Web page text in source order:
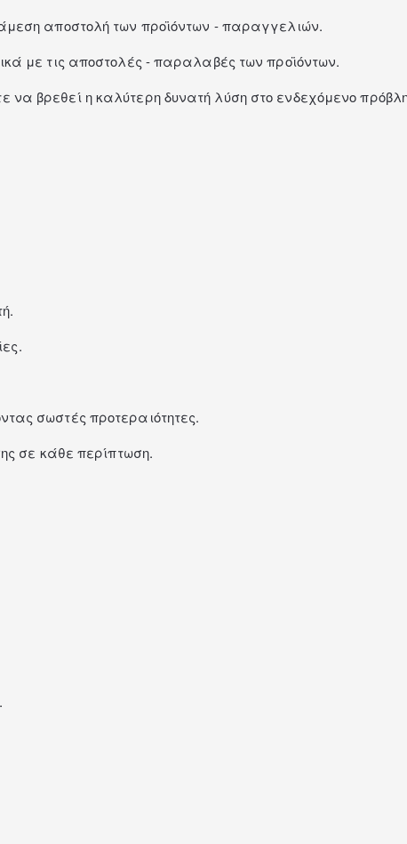
αποστολή των προϊόντων - παραγγελιών.
με τις αποστολές - παραλαβές των προϊόντων.
βρεθεί η καλύτερη δυνατή λύση στο ενδεχόμενο
σωστές προτεραιότητες.
σε κάθε περίπτωση.